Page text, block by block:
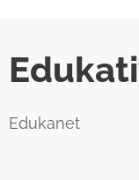
Edukanet